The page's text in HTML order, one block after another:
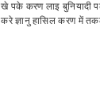
करण लाइ बुनियादी
करे ज्ञानु हासिल करण में